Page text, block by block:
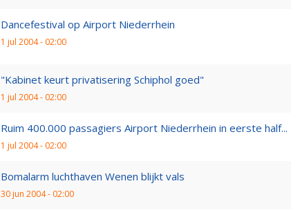
Dancefestival op Airport Niederrhein
1 jul 2004 - 02:00
"Kabinet keurt privatisering Schiphol goed"
1 jul 2004 - 02:00
Ruim 400.000 passagiers Airport Niederrhein in eerste half...
1 jul 2004 - 02:00
Bomalarm luchthaven Wenen blijkt vals
30 jun 2004 - 02:00